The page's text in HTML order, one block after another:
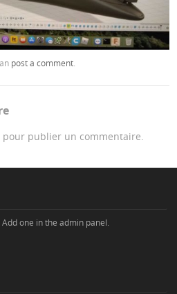
post a comment
pour publier un commentaire.
one in the admin panel.